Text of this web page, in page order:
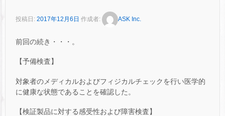
投稿日: 2017年12月6日 作成者: ASK Inc.
前回の続き・・・。
【予備検査】
対象者のメディカルおよびフィジカルチェックを行い医学的
に健康な状態であることを確認した。
【検証製品に対する感受性および障害検査】